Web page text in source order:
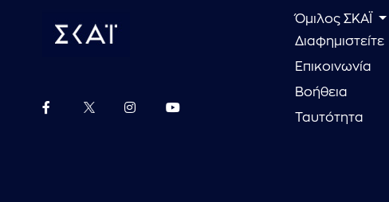
Όμιλος ΣΚΑΪ
Διαφημιστείτε
Επικοινωνία
Βοήθεια
Ταυτότητα